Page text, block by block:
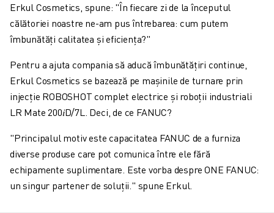
Erkul Cosmetics, spune: "În fiecare zi de la începutul
călătoriei noastre ne-am pus întrebarea: cum putem
îmbunătăți calitatea și eficiența?"
Pentru a ajuta compania să aducă îmbunătățiri continue,
Erkul Cosmetics se bazează pe mașinile de turnare prin
injecție ROBOSHOT complet electrice și roboții industriali
LR Mate 200𝑖D/7L. Deci, de ce FANUC?
"Principalul motiv este capacitatea FANUC de a furniza
diverse produse care pot comunica între ele fără
echipamente suplimentare. Este vorba despre ONE FANUC:
un singur partener de soluții." spune Erkul.